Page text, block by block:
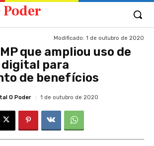
Modificado: 1 de outubro de 2020
que ampliou uso de
digital para
de benefícios
O Poder 1 de outubro de 2020